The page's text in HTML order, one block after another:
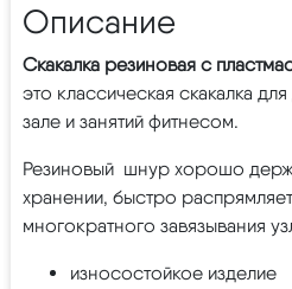
Описание
Скакалка резиновая с
это классическая скакалка
зале и занятий фитнесом.
Резиновый шнур хорошо
хранении, быстро
многократного завязывания
износостойкое изделие